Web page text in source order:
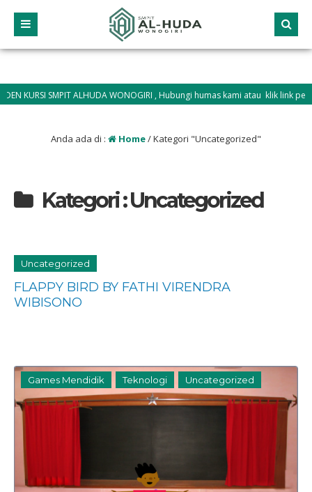
SMPIT ALHUDA WONOGIRI , Hubungi humas kami atau klik link pendaftaran
Anda ada di : Home/Kategori "Uncategorized"
Kategori : Uncategorized
Uncategorized
FLAPPY BIRD BY FATHI VIRENDRA
WIBISONO
Games Mendidik Teknologi Uncategorized